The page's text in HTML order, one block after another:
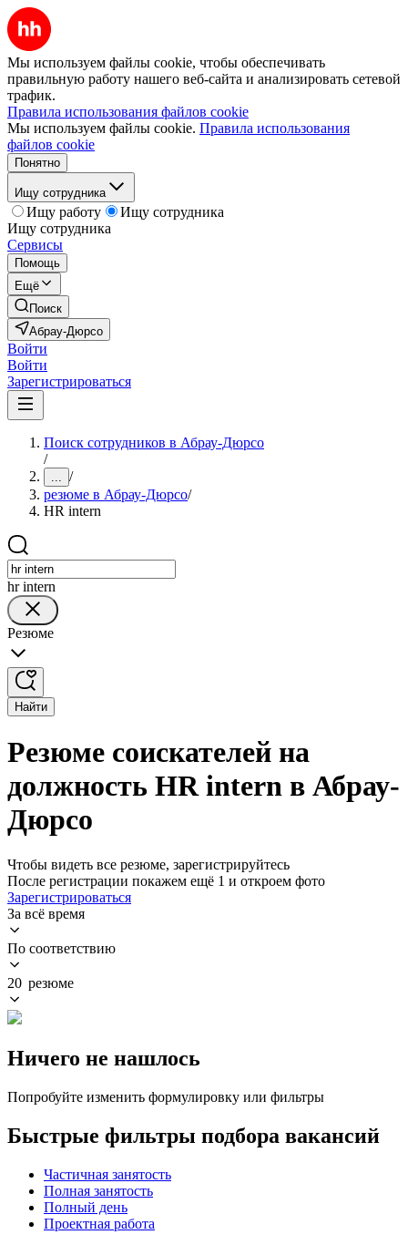
Мы используем файлы cookie, чтобы обеспечивать
правильную работу нашего веб-сайта и анализировать сетевой
трафик.
Правила использования файлов cookie
Мы используем файлы cookie. Правила использования
файлов cookie
Понятно
Ищу сотрудника
Ищу работу
Ищу сотрудника
Ищу сотрудника
Сервисы
Помощь
Ещё
Поиск
Абрау-Дюрсо
Войти
Войти
Зарегистрироваться
Поиск сотрудников в Абрау-Дюрсо
/
... /
резюме в Абрау-Дюрсо/
HR intern
hr intern
Резюме
Найти
Резюме соискателей на
должность HR intern в Абрау-
Дюрсо
Чтобы видеть все резюме, зарегистрируйтесь
После регистрации покажем ещё 1 и откроем фото
Зарегистрироваться
За всё время
По соответствию
20 резюме
Ничего не нашлось
Попробуйте изменить формулировку или фильтры
Быстрые фильтры подбора вакансий
Частичная занятость
Полная занятость
Полный день
Проектная работа